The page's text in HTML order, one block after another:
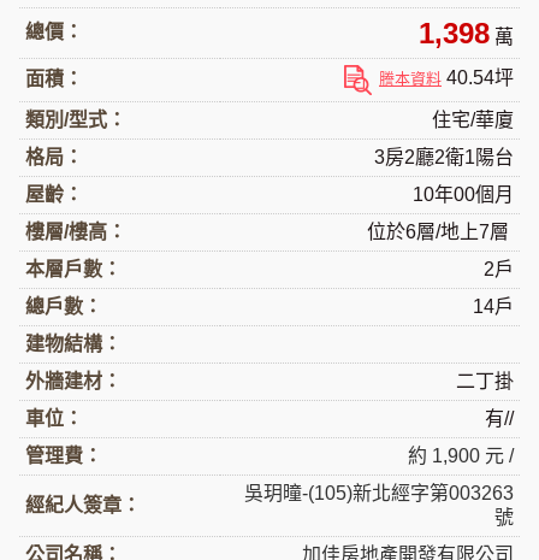
總價： 1,398 萬
面積： 謄本資料 40.54坪
類別/型式：
住宅/華廈
格局：
3房2廳2衛1陽台
屋齡：
10年00個月
樓層/樓高：
位於6層/地上7層
本層戶數：
2戶
總戶數：
14戶
建物結構：
外牆建材：
二丁掛
車位：
有//
管理費：
約 1,900 元 /
經紀人簽章：
吳玥曈-(105)新北經字第003263
號
公司名稱：
加佳房地產開發有限公司